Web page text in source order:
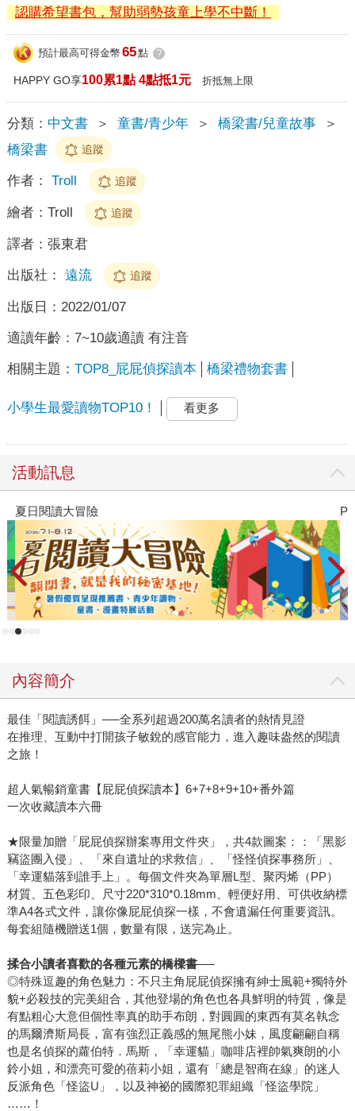
認購希望書包，幫助弱勢孩童上學不中斷！
預計最高可得金幣 65點 ?
HAPPY GO享100累1點 4點抵1元 折抵無上限
分類： 中文書 ＞ 童書/青少年 ＞ 橋梁書/兒童故事
＞
橋梁書
追蹤
作者： Troll 追蹤
繪者： Troll 追蹤
譯者： 張東君
出版社： 遠流 追蹤
出版日： 2022/01/07
適讀年齡： 7~10歲適讀 有注音
相關主題： TOP8_屁屁偵探讀本 橋梁禮物套書
小學生最愛讀物TOP10！ 看更多
活動訊息
夏日閱讀大冒險
內容簡介
最佳「閱讀誘餌」──全系列超過200萬名讀者的熱情見證
在推理、互動中打開孩子敏銳的感官能力，進入趣味盎然的閱讀
之旅！
超人氣暢銷童書【屁屁偵探讀本】6+7+8+9+10+番外篇
一次收藏讀本六冊
★限量加贈「屁屁偵探辦案專用文件夾」，共4款圖案：：「黑影
竊盜團入侵」、「來自遺址的求救信」、「怪怪偵探事務所」、
「幸運貓落到誰手上」。每個文件夾為單層L型、聚丙烯（PP）
材質、五色彩印、尺寸220*310*0.18mm、輕便好用、可供收納標
準A4各式文件，讓你像屁屁偵探一樣，不會遺漏任何重要資訊。
每套組隨機贈送1個，數量有限，送完為止。
揉合小讀者喜歡的各種元素的橋樑書──
◎特殊逗趣的角色魅力：不只主角屁屁偵探擁有紳士風範+獨特外
貌+必殺技的完美組合，其他登場的角色也各具鮮明的特質，像是
有點粗心大意但個性率真的助手布朗，對圓圓的東西有莫名執念
的馬爾濟斯局長，富有強烈正義感的無尾熊小妹，風度翩翩自稱
也是名偵探的蘿伯特．馬斯，「幸運貓」咖啡店裡帥氣爽朗的小
鈴小姐，和漂亮可愛的蓓莉小姐，還有「總是智商在線」的迷人
反派角色「怪盜U」，以及神祕的國際犯罪組織「怪盜學院」
……！